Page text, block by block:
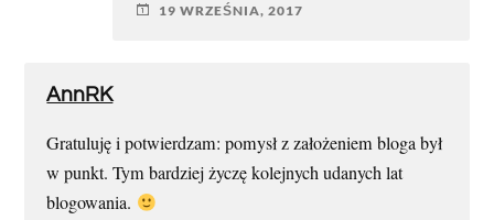
19 WRZEŚNIA, 2017
AnnRK
Gratuluję i potwierdzam: pomysł z założeniem bloga był
w punkt. Tym bardziej życzę kolejnych udanych lat
blogowania.